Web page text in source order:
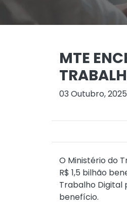
MTE
03 Outubro, 2025
O Ministério do
R$ 1,5 bilhão
Trabalho Digital
benefício.